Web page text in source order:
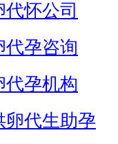
代怀公司
代孕咨询
代孕机构
卵代生助孕